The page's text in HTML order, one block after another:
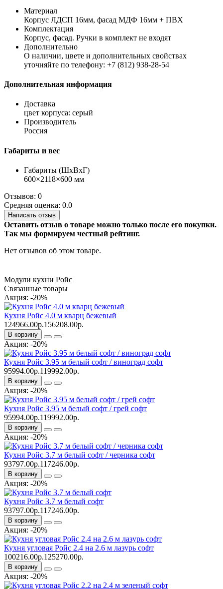
Материал
Корпус ЛДСП 16мм, фасад МДФ 16мм + ПВХ
Комплектация
Корпус, фасад. Ручки в комплект не входят
Дополнительно
О наличии, цвете и дополнительных свойствах
уточняйте по телефону: +7 (812) 938-28-54
Дополнительная информация
Доставка
цвет корпуса: серый
Производитель
Россия
Габариты и вес
Габариты (ШхВхГ)
600×2118×600 мм
Отзывов: 0
Средняя оценка: 0.0
Написать отзыв
Оставить отзыв о товаре можно только после его покупки.
Так мы формируем честный рейтинг.
Нет отзывов об этом товаре.
Модули кухни Ройс
Связанные товары
Акция: -20%
Кухня Ройс 4.0 м кварц бежевый
124966.00р.156208.00р.
В корзину
Акция: -20%
Кухня Ройс 3.95 м белый софт / виноград софт
95994.00р.119992.00р.
В корзину
Акция: -20%
Кухня Ройс 3.95 м белый софт / грей софт
95994.00р.119992.00р.
В корзину
Акция: -20%
Кухня Ройс 3.7 м белый софт / черника софт
93797.00р.117246.00р.
В корзину
Акция: -20%
Кухня Ройс 3.7 м белый софт
93797.00р.117246.00р.
В корзину
Акция: -20%
Кухня угловая Ройс 2.4 на 2.6 м лазурь софт
100216.00р.125270.00р.
В корзину
Акция: -20%